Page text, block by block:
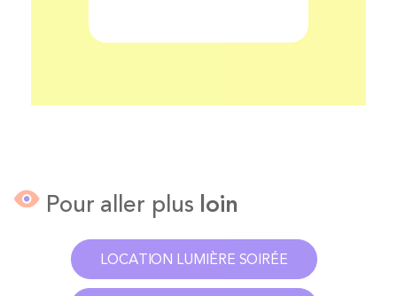
Pour aller plus loin
LOCATION LUMIÈRE SOIRÉE